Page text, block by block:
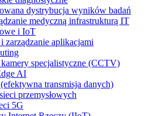
dystrybucja wyników badań
medyczną infrastrukturą IT
i IoT
zarządzanie aplikacjami
specjalistyczne (CCTV)
AI
transmisja danych)
przemysłowych
5G